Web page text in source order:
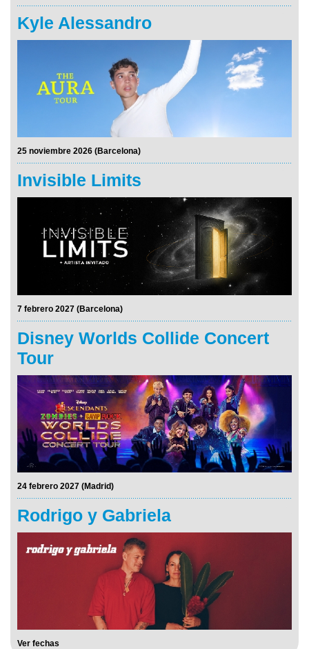
Kyle Alessandro
25 noviembre 2026 (Barcelona)
Invisible Limits
7 febrero 2027 (Barcelona)
Disney Worlds Collide Concert
Tour
24 febrero 2027 (Madrid)
Rodrigo y Gabriela
Ver fechas